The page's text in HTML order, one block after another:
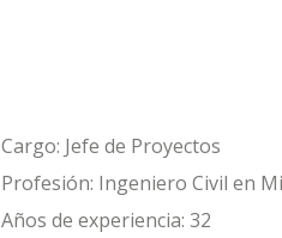
Cargo: Jefe de Proyectos
Profesión: Ingeniero Civil en
Años de experiencia: 32